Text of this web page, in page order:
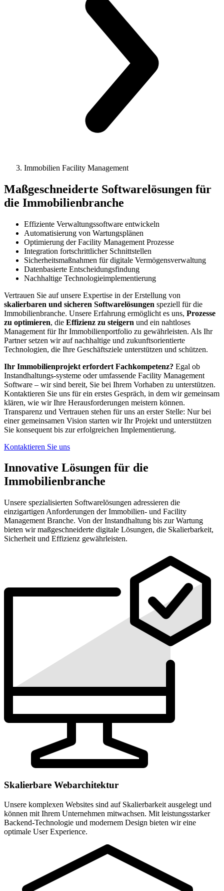
Immobilien Facility Management
Maßgeschneiderte Softwarelösungen für
die Immobilienbranche
Effiziente Verwaltungssoftware entwickeln
Automatisierung von Wartungsplänen
Optimierung der Facility Management Prozesse
Integration fortschrittlicher Schnittstellen
Sicherheitsmaßnahmen für digitale Vermögensverwaltung
Datenbasierte Entscheidungsfindung
Nachhaltige Technologieimplementierung
Vertrauen Sie auf unsere Expertise in der Erstellung von
skalierbaren und sicheren Softwarelösungen speziell für die
Immobilienbranche. Unsere Erfahrung ermöglicht es uns, Prozesse
zu optimieren, die Effizienz zu steigern und ein nahtloses
Management für Ihr Immobilienportfolio zu gewährleisten. Als Ihr
Partner setzen wir auf nachhaltige und zukunftsorientierte
Technologien, die Ihre Geschäftsziele unterstützen und schützen.
Ihr Immobilienprojekt erfordert Fachkompetenz? Egal ob
Instandhaltungs-systeme oder umfassende Facility Management
Software – wir sind bereit, Sie bei Ihrem Vorhaben zu unterstützen.
Kontaktieren Sie uns für ein erstes Gespräch, in dem wir gemeinsam
klären, wie wir Ihre Herausforderungen meistern können.
Transparenz und Vertrauen stehen für uns an erster Stelle: Nur bei
einer gemeinsamen Vision starten wir Ihr Projekt und unterstützen
Sie konsequent bis zur erfolgreichen Implementierung.
Kontaktieren Sie uns
Innovative Lösungen für die
Immobilienbranche
Unsere spezialisierten Softwarelösungen adressieren die
einzigartigen Anforderungen der Immobilien- und Facility
Management Branche. Von der Instandhaltung bis zur Wartung
bieten wir maßgeschneiderte digitale Lösungen, die Skalierbarkeit,
Sicherheit und Effizienz gewährleisten.
Skalierbare Webarchitektur
Unsere komplexen Websites sind auf Skalierbarkeit ausgelegt und
können mit Ihrem Unternehmen mitwachsen. Mit leistungsstarker
Backend-Technologie und modernem Design bieten wir eine
optimale User Experience.